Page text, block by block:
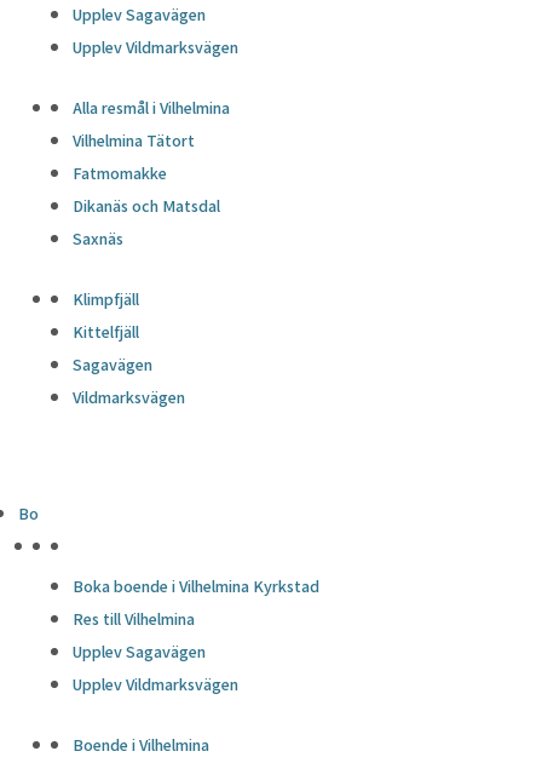
Upplev Sagavägen
Upplev Vildmarksvägen
Alla resmål i Vilhelmina
Vilhelmina Tätort
Fatmomakke
Dikanäs och Matsdal
Saxnäs
Klimpfjäll
Kittelfjäll
Sagavägen
Vildmarksvägen
Bo
Boka boende i Vilhelmina Kyrkstad
Res till Vilhelmina
Upplev Sagavägen
Upplev Vildmarksvägen
Boende i Vilhelmina